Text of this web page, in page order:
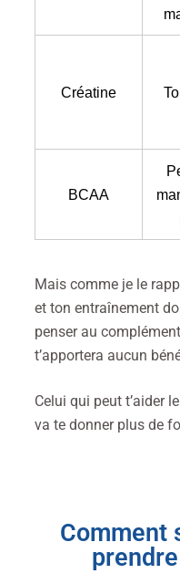
Créatine
BCAA
Mais comme je le
et ton entraînement
penser au
t’apportera aucun
Celui qui peut t’aider
va te donner plus de
Comment